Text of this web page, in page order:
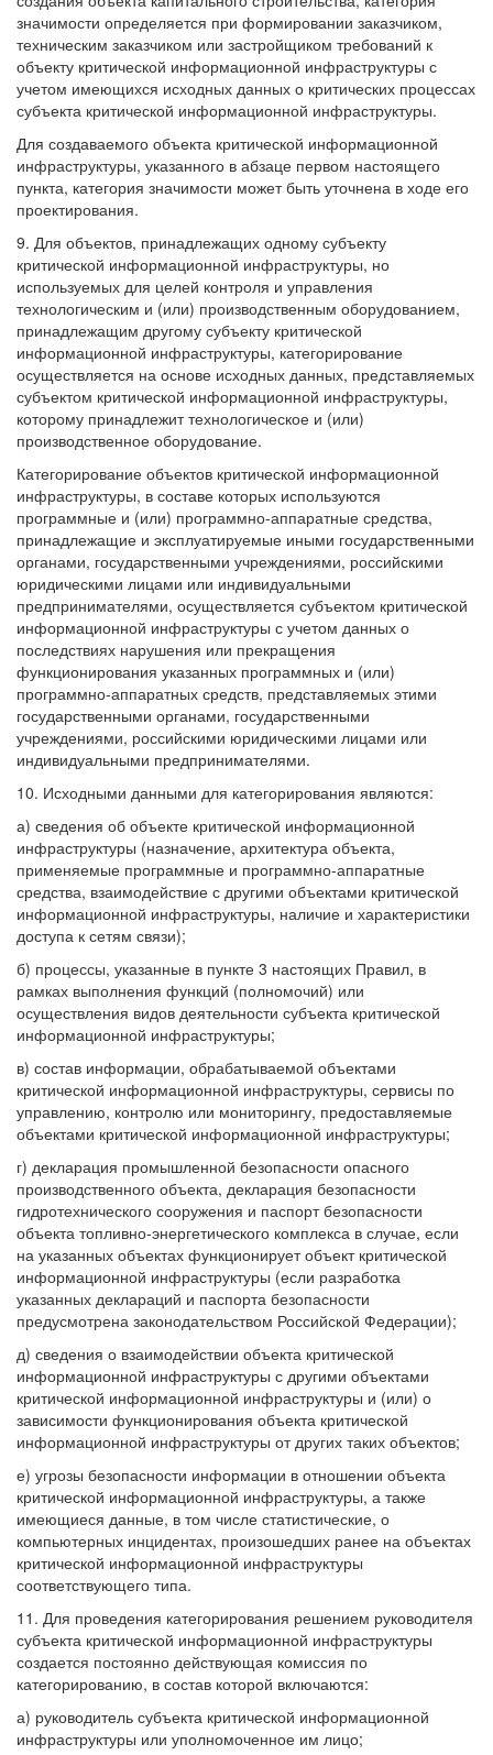
значимости определяется при формировании заказчиком,
техническим заказчиком или застройщиком требований к
объекту критической информационной инфраструктуры с
учетом имеющихся исходных данных о критических процессах
субъекта критической информационной инфраструктуры.
Для создаваемого объекта критической информационной
инфраструктуры, указанного в абзаце первом настоящего
пункта, категория значимости может быть уточнена в ходе его
проектирования.
9. Для объектов, принадлежащих одному субъекту
критической информационной инфраструктуры, но
используемых для целей контроля и управления
технологическим и (или) производственным оборудованием,
принадлежащим другому субъекту критической
информационной инфраструктуры, категорирование
осуществляется на основе исходных данных, представляемых
субъектом критической информационной инфраструктуры,
которому принадлежит технологическое и (или)
производственное оборудование.
Категорирование объектов критической информационной
инфраструктуры, в составе которых используются
программные и (или) программно-аппаратные средства,
принадлежащие и эксплуатируемые иными государственными
органами, государственными учреждениями, российскими
юридическими лицами или индивидуальными
предпринимателями, осуществляется субъектом критической
информационной инфраструктуры с учетом данных о
последствиях нарушения или прекращения
функционирования указанных программных и (или)
программно-аппаратных средств, представляемых этими
государственными органами, государственными
учреждениями, российскими юридическими лицами или
индивидуальными предпринимателями.
10. Исходными данными для категорирования являются:
а) сведения об объекте критической информационной
инфраструктуры (назначение, архитектура объекта,
применяемые программные и программно-аппаратные
средства, взаимодействие с другими объектами критической
информационной инфраструктуры, наличие и характеристики
доступа к сетям связи);
б) процессы, указанные в пункте 3 настоящих Правил, в
рамках выполнения функций (полномочий) или
осуществления видов деятельности субъекта критической
информационной инфраструктуры;
в) состав информации, обрабатываемой объектами
критической информационной инфраструктуры, сервисы по
управлению, контролю или мониторингу, предоставляемые
объектами критической информационной инфраструктуры;
г) декларация промышленной безопасности опасного
производственного объекта, декларация безопасности
гидротехнического сооружения и паспорт безопасности
объекта топливно-энергетического комплекса в случае, если
на указанных объектах функционирует объект критической
информационной инфраструктуры (если разработка
указанных деклараций и паспорта безопасности
предусмотрена законодательством Российской Федерации);
д) сведения о взаимодействии объекта критической
информационной инфраструктуры с другими объектами
критической информационной инфраструктуры и (или) о
зависимости функционирования объекта критической
информационной инфраструктуры от других таких объектов;
е) угрозы безопасности информации в отношении объекта
критической информационной инфраструктуры, а также
имеющиеся данные, в том числе статистические, о
компьютерных инцидентах, произошедших ранее на объектах
критической информационной инфраструктуры
соответствующего типа.
11. Для проведения категорирования решением руководителя
субъекта критической информационной инфраструктуры
создается постоянно действующая комиссия по
категорированию, в состав которой включаются:
а) руководитель субъекта критической информационной
инфраструктуры или уполномоченное им лицо;